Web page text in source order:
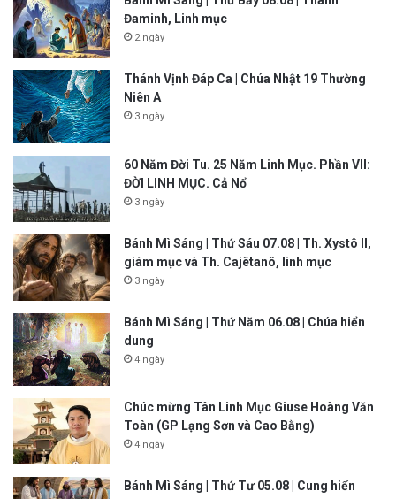
Đaminh, Linh mục
2 ngày
Thánh Vịnh Đáp Ca | Chúa Nhật 19 Thường
Niên A
3 ngày
60 Năm Đời Tu. 25 Năm Linh Mục. Phần VII:
ĐỜI LINH MỤC. Cả Nổ
3 ngày
Bánh Mì Sáng | Thứ Sáu 07.08 | Th. Xystô II,
giám mục và Th. Cajêtanô, linh mục
3 ngày
Bánh Mì Sáng | Thứ Năm 06.08 | Chúa hiển
dung
4 ngày
Chúc mừng Tân Linh Mục Giuse Hoàng Văn
Toàn (GP Lạng Sơn và Cao Bằng)
4 ngày
Bánh Mì Sáng | Thứ Tư 05.08 | Cung hiến